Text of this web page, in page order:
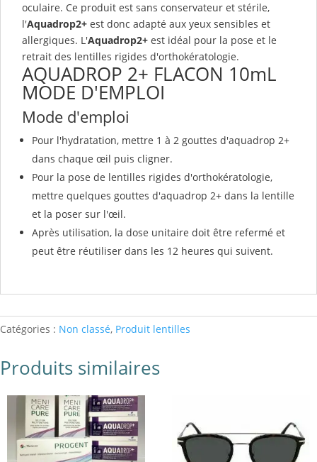
oculaire. Ce produit est sans conservateur et stérile,
l'Aquadrop2+ est donc adapté aux yeux sensibles et
allergiques. L'Aquadrop2+ est idéal pour la pose et le
retrait des lentilles rigides d'orthokératologie.
AQUADROP 2+ FLACON 10mL
MODE D'EMPLOI
Mode d'emploi
Pour l'hydratation, mettre 1 à 2 gouttes d'aquadrop 2+
dans chaque œil puis cligner.
Pour la pose de lentilles rigides d'orthokératologie,
mettre quelques gouttes d'aquadrop 2+ dans la lentille
et la poser sur l'œil.
Après utilisation, la dose unitaire doit être refermé et
peut être réutiliser dans les 12 heures qui suivent.
Catégories : Non classé, Produit lentilles
Produits similaires